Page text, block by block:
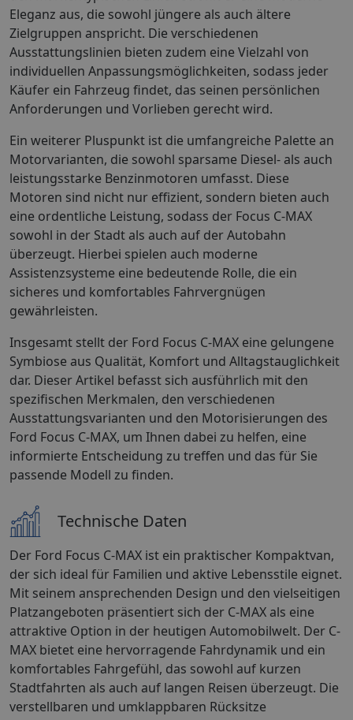
Eleganz aus, die sowohl jüngere als auch ältere
Zielgruppen anspricht. Die verschiedenen
Ausstattungslinien bieten zudem eine Vielzahl von
individuellen Anpassungsmöglichkeiten, sodass jeder
Käufer ein Fahrzeug findet, das seinen persönlichen
Anforderungen und Vorlieben gerecht wird.
Ein weiterer Pluspunkt ist die umfangreiche Palette an
Motorvarianten, die sowohl sparsame Diesel- als auch
leistungsstarke Benzinmotoren umfasst. Diese
Motoren sind nicht nur effizient, sondern bieten auch
eine ordentliche Leistung, sodass der Focus C-MAX
sowohl in der Stadt als auch auf der Autobahn
überzeugt. Hierbei spielen auch moderne
Assistenzsysteme eine bedeutende Rolle, die ein
sicheres und komfortables Fahrvergnügen
gewährleisten.
Insgesamt stellt der Ford Focus C-MAX eine gelungene
Symbiose aus Qualität, Komfort und Alltagstauglichkeit
dar. Dieser Artikel befasst sich ausführlich mit den
spezifischen Merkmalen, den verschiedenen
Ausstattungsvarianten und den Motorisierungen des
Ford Focus C-MAX, um Ihnen dabei zu helfen, eine
informierte Entscheidung zu treffen und das für Sie
passende Modell zu finden.
Technische Daten
Der Ford Focus C-MAX ist ein praktischer Kompaktvan,
der sich ideal für Familien und aktive Lebensstile eignet.
Mit seinem ansprechenden Design und den vielseitigen
Platzangeboten präsentiert sich der C-MAX als eine
attraktive Option in der heutigen Automobilwelt. Der C-
MAX bietet eine hervorragende Fahrdynamik und ein
komfortables Fahrgefühl, das sowohl auf kurzen
Stadtfahrten als auch auf langen Reisen überzeugt. Die
verstellbaren und umklappbaren Rücksitze